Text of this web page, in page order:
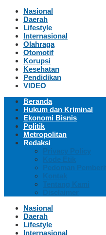
Nasional
Daerah
Lifestyle
Internasional
Olahraga
Otomotif
Korupsi
Kesehatan
Pendidikan
VIDEO
Beranda
Hukum dan Kriminal
Ekonomi Bisnis
Politik
Metropolitan
Redaksi
Privacy Policy
Kode Etik
Pedoman
Kontak
Tentang Kami
Disclaimer
Nasional
Daerah
Lifestyle
Internasional